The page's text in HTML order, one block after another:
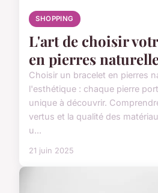
SHOPPING
L'art de choisir
en pierres
Choisir un bracelet en pierres
l'esthétique : chaque pierre
unique à découvrir.
vertus et la qualité des
u...
21 juin 2025